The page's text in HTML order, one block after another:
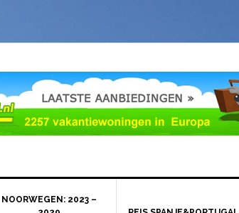
NOORWEGEN: 2023 –